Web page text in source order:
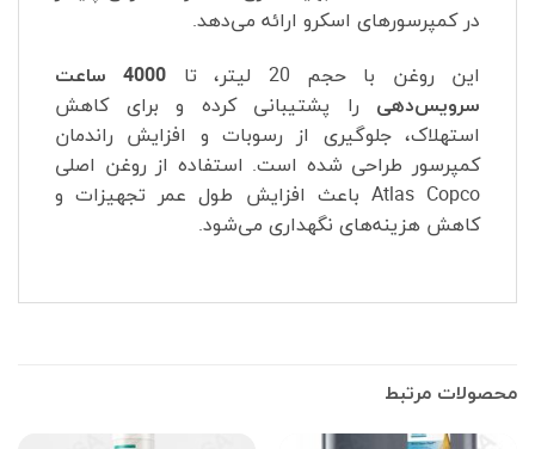
در کمپرسورهای اسکرو ارائه می‌دهد.
این روغن با حجم 20 لیتر، تا
4000 ساعت
سرویس‌دهی را پشتیبانی کرده و برای کاهش
استهلاک، جلوگیری از رسوبات و افزایش راندمان
کمپرسور طراحی شده است. استفاده از روغن اصلی
Atlas Copco باعث افزایش طول عمر تجهیزات و
کاهش هزینه‌های نگهداری می‌شود.
محصولات مرتبط